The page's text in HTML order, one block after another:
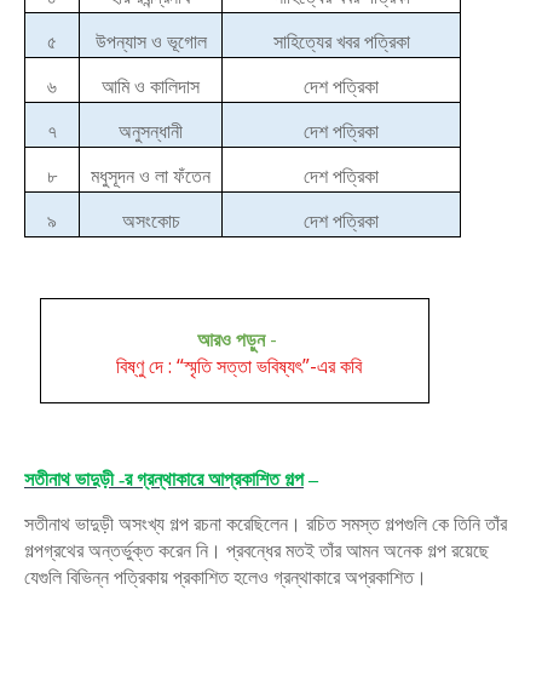
৫ উপন্যাস ও ভূগোল সাহিত্যের খবর পত্রিকা
৬ আমি ও কালিদাস দেশ পত্রিকা
৭ অনুসন্ধানী দেশ পত্রিকা
৮ মধুসূদন ও লা ফঁতেন দেশ পত্রিকা
৯ অসংকোচ দেশ পত্রিকা
আরও পড়ুন -
বিষ্ণু দে : “স্মৃতি সত্তা ভবিষ্যৎ”-এর কবি
সতীনাথ ভাদুড়ী -র গ্রন্থাকারে আপ্রকাশিত গল্প–
সতীনাথ ভাদুড়ী অসংখ্য গল্প রচনা করেছিলেন। রচিত সমস্ত গল্পগুলি কে তিনি তাঁর
গল্পগ্রথের অন্তর্ভুক্ত করেন নি। প্রবন্ধের মতই তাঁর আমন অনেক গল্প রয়েছে
যেগুলি বিভিন্ন পত্রিকায় প্রকাশিত হলেও গ্রন্থাকারে অপ্রকাশিত।